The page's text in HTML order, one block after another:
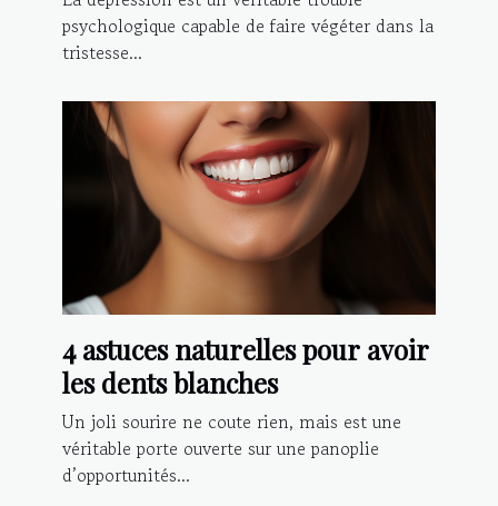
psychologique capable de faire végéter dans la
tristesse...
4 astuces naturelles pour avoir
les dents blanches
Un joli sourire ne coute rien, mais est une
véritable porte ouverte sur une panoplie
d’opportunités...